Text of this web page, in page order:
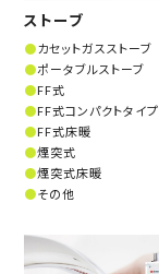
ストーブ
カセットガスストーブ
ポータブルストーブ
FF式
FF式コンパクトタイプ
FF式床暖
煙突式
煙突式床暖
その他